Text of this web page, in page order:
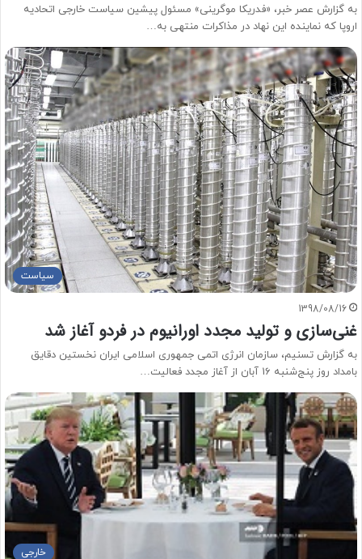
به گزارش عصر خبر، «فدریکا موگرینی» مسئول پیشین سیاست خارجی اتحادیه
اروپا که نماینده این نهاد در مذاکرات منتهی به…
سیاست
1398/08/16
غنی‌سازی و تولید مجدد اورانیوم در فردو آغاز شد
به گزارش تسنیم، سازمان انرژی اتمی جمهوری اسلامی ایران نخستین دقایق
بامداد روز پنج‌شنبه 16 آبان از آغاز مجدد فعالیت…
خارجی